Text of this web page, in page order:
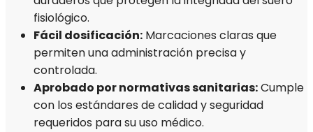
fisiológico.
Fácil dosificación: Marcaciones claras que
permiten una administración precisa y
controlada.
Aprobado por normativas sanitarias:Cumple
con los estándares de calidad y seguridad
requeridos para su uso médico.